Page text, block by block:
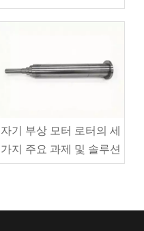
터 체계적인 근본 원인 해
자기 부상 모터 로터의 세
가지 주요 과제 및 솔루션